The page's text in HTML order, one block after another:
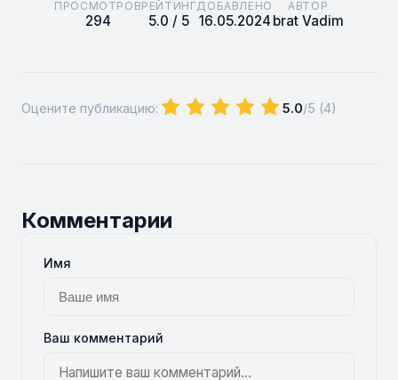
ПРОСМОТРОВ
294
РЕЙТИНГ
5.0 / 5
ДОБАВЛЕНО
16.05.2024
АВТОР
brat Vadim
Оцените публикацию: 5.0/5 (4)
Комментарии
Имя
Ваш комментарий